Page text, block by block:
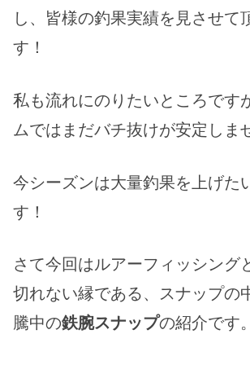
し、皆様の釣果実績を見させて
す！
私も流れにのりたいところです
ムではまだバチ抜けが安定しま
今シーズンは大量釣果を上げた
す！
さて今回はルアーフィッシング
切れない縁である、スナップの
騰中の鉄腕スナップの紹介です。